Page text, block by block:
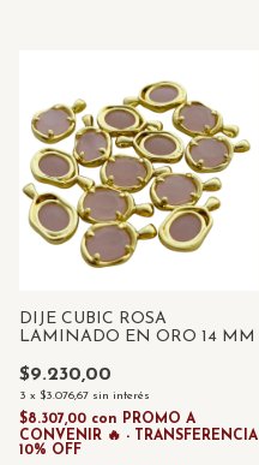
DIJE CUBIC ROSA
LAMINADO EN ORO 14 MM
$9.230,00
3 x $3.076,67 sin interés
$8.307,00 con PROMO A
CONVENIR 🔥 - TRANSFERENCIA
10% OFF